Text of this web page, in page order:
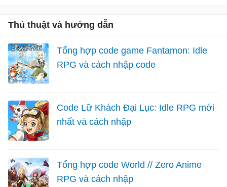
Thủ thuật và hướng dẫn
Tổng hợp code game Fantamon: Idle
RPG và cách nhập code
Code Lữ Khách Đại Lục: Idle RPG mới
nhất và cách nhập
Tổng hợp code World // Zero Anime
RPG và cách nhập